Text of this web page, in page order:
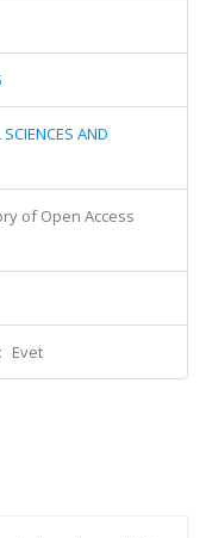
AND
of Open Access
Evet